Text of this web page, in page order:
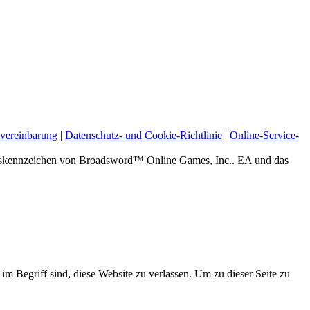
| Datenschutz- und Cookie-Richtlinie | Online-Service-
von Broadsword™ Online Games, Inc.. EA und das
Begriff sind, diese Website zu verlassen. Um zu dieser Seite zu